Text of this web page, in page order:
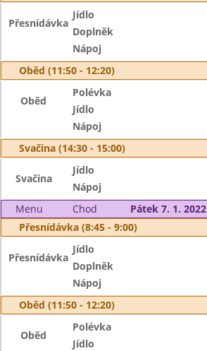
Přesnídávka
Jídlo
Doplněk
Nápoj
Oběd (11:50 - 12:20)
Oběd
Polévka
Jídlo
Nápoj
Svačina (14:30 - 15:00)
Svačina
Jídlo
Nápoj
Menu
Chod
Pátek 7. 1. 2022
Přesnídávka (8:45 - 9:00)
Přesnídávka
Jídlo
Doplněk
Nápoj
Oběd (11:50 - 12:20)
Oběd
Polévka
Jídlo